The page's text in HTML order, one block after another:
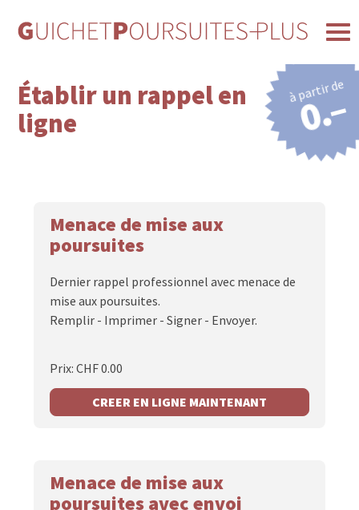
Établir un rappel en
ligne
à partir de
0.–
Menace de mise aux
poursuites
Dernier rappel professionnel avec menace de
mise aux poursuites.
Remplir - Imprimer - Signer - Envoyer.
Prix: CHF 0.00
CREER EN LIGNE MAINTENANT
Menace de mise aux
poursuites avec envoi